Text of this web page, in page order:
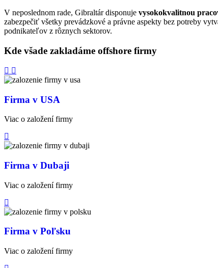
V neposlednom rade, Gibraltár disponuje vysokokvalitnou
zabezpečiť všetky prevádzkové a právne aspekty bez potreby
podnikateľov z rôznych sektorov.
Kde všade zakladáme offshore firmy
Firma v USA
Viac o založení firmy
Firma v Dubaji
Viac o založení firmy
Firma v Poľsku
Viac o založení firmy